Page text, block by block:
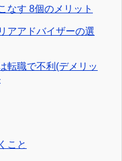
なす 8個のメリット
アアドバイザーの選
転職で不利(デメリッ
こと